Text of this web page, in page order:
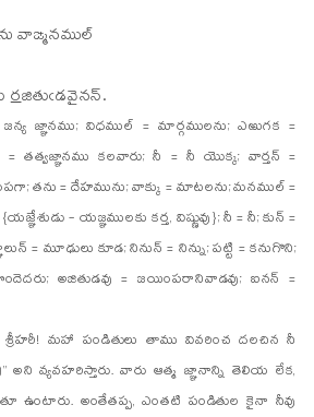
వాఙ్మనముల్
రజితుఁడవైనన్.
జ్ఞానము; విధముల్ = మార్గములను; ఎఱుగక =
= తత్వజ్ఞానము కలవారు; నీ = నీ యొక్క; వార్తన్ =
తను = దేహమును; వాక్కు = మాటలను; మనముల్ =
- యజ్ఞములకు కర్త, విష్ణువు}; నీ = నీ; కున్ =
= మూఢులు కూడ; నినున్ = నిన్ను; పట్టి = కనుగొని;
అజితుడవు = జయింపరానివాడవు; ఐనన్ =
మహా పండితులు తాము వివరించ దలచిన నీ
అని వ్యవహరిస్తారు. వారు ఆత్మ జ్ఞానాన్ని తెలియ లేక,
ఉంటారు. అంతేతప్ప, ఎంతటి పండితుల కైనా నీవు